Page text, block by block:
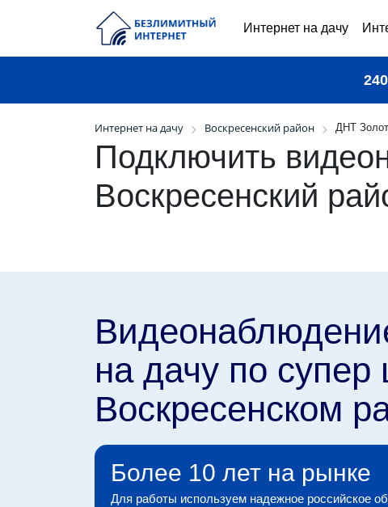
Интернет на дачу
Интернет на дачу Воскресенский район ДНТ
Подключить
Воскресенский
на дачу по супер
Воскресенском
Более 10 лет на рынке
Для работы используем надежное российское